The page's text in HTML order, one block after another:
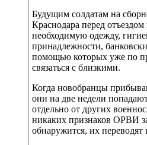
Будущим солдатам на
Краснодара перед
необходимую одежду,
принадлежности,
помощью которых уже по
связаться с близкими.
Когда новобранцы
они на две недели
отдельно от других
никаких признаков ОРВИ
обнаружится, их переводят